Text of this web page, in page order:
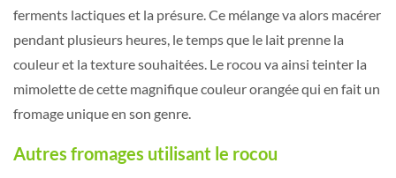
ferments lactiques et la présure. Ce mélange va alors macérer
pendant plusieurs heures, le temps que le lait prenne la
couleur et la texture souhaitées. Le rocou va ainsi teinter la
mimolette de cette magnifique couleur orangée qui en fait un
fromage unique en son genre.
Autres fromages utilisant le rocou